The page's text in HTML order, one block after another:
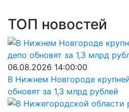
ТОП новостей
06.08.2026 14:00:00
В Нижнем Новгороде
обновят за 1,3 млрд рублей